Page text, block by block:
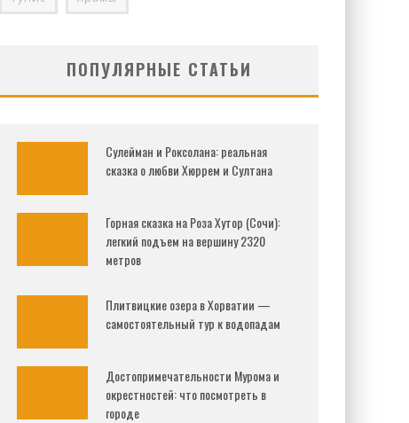
ПОПУЛЯРНЫЕ СТАТЬИ
Сулейман и Роксолана: реальная
сказка о любви Хюррем и Султана
Горная сказка на Роза Хутор (Сочи):
легкий подъем на вершину 2320
метров
Плитвицкие озера в Хорватии —
самостоятельный тур к водопадам
Достопримечательности Мурома и
окрестностей: что посмотреть в
городе